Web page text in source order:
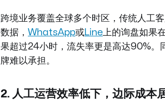
跨境业务覆盖全球多个时区，传统人工
数据， WhatsApp或Line 上的询盘如果
果超过24小时，流失率更是高达90%。
牌难以承担。
2. 人工运营效率低下，边际成本